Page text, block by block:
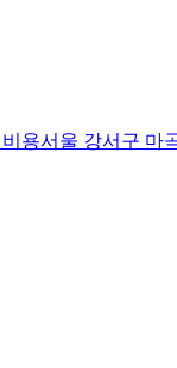
용서울 강서구 마